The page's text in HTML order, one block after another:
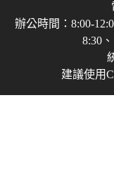
辦公時間：8:00-
8:30
建議使用